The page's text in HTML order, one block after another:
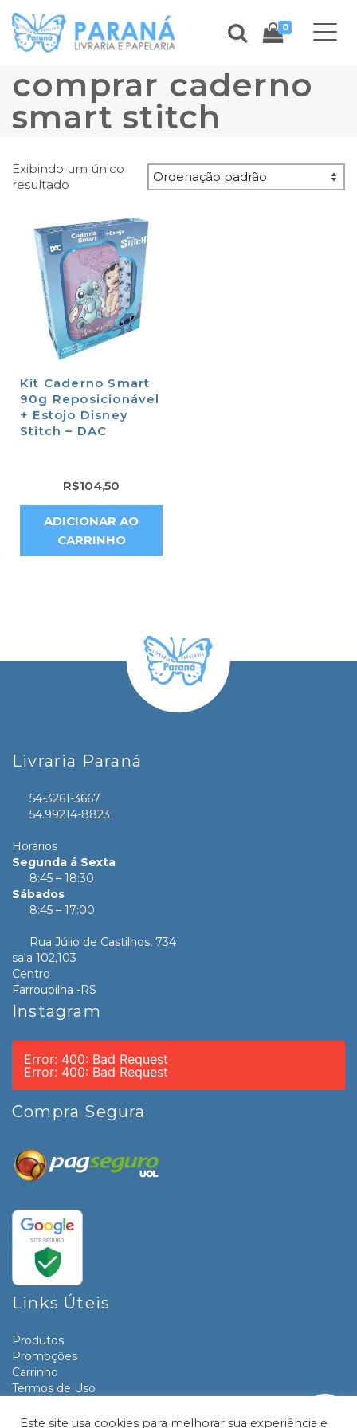
0
comprar caderno
smart stitch
Exibindo um único
resultado
Kit Caderno Smart
90g Reposicionável
+ Estojo Disney
Stitch – DAC
R$104,50
ADICIONAR AO
CARRINHO
Livraria Paraná
54-3261-3667
54.99214-8823
Horários
Segunda á Sexta
8:45 – 18:30
Sábados
8:45 – 17:00
Rua Júlio de Castilhos, 734
sala 102,103
Centro
Farroupilha -RS
Instagram
Error: 400: Bad Request
Error: 400: Bad Request
Compra Segura
Links Úteis
Produtos
Promoções
Carrinho
Termos de Uso
Contato
Este site usa cookies para melhorar sua experiência e